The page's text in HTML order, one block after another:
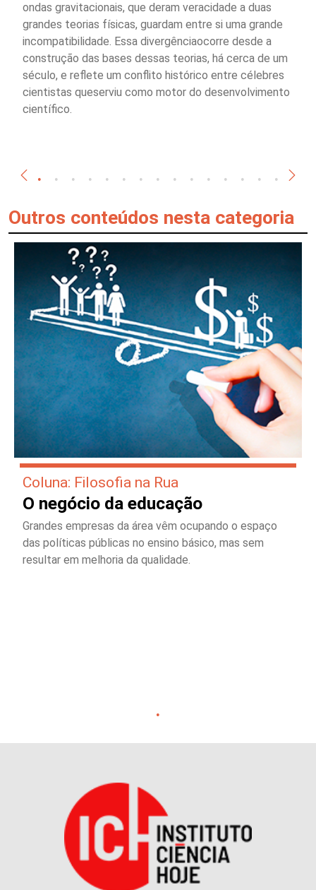
ondas gravitacionais, que deram veracidade a duas
grandes teorias físicas, guardam entre si uma grande
incompatibilidade. Essa divergênciaocorre desde a
construção das bases dessas teorias, há cerca de um
século, e reflete um conflito histórico entre célebres
cientistas queserviu como motor do desenvolvimento
científico.
Outros conteúdos nesta categoria
Coluna: Filosofia na Rua
O negócio da educação
Grandes empresas da área vêm ocupando o espaço
das políticas públicas no ensino básico, mas sem
resultar em melhoria da qualidade.